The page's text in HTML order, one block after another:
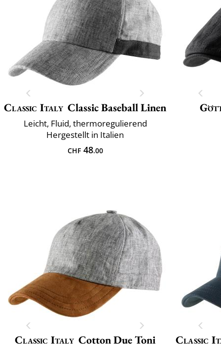
Classic Italy Classic Baseball Linen
Leicht, Fluid, thermoregulierend
Hergestellt in Italien
CHF48.00
Classic Italy Cotton Due Toni Classic